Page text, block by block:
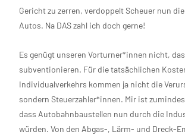
Gericht zu zerren, verdoppelt Scheuer nun
Autos. Na DAS zahl ich doch gerne!
Es genügt unseren Vorturner*innen nicht,
subventionieren. Für die tatsächlichen
Individualverkehrs kommen ja nicht die
sondern Steuerzahler*innen. Mir ist
dass Autobahnbaustellen nun durch die
würden. Von den Abgas-, Lärm- und Dreck-